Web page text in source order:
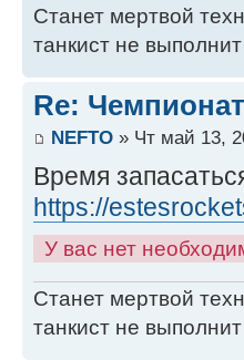
Станет мертвой
танкист не
Re:
NEFTO » Чт май 13,
Время
https://
У вас нет
Станет мертвой
танкист не